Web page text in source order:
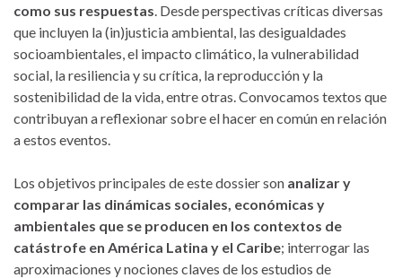
como sus respuestas. Desde perspectivas críticas diversas
que incluyen la (in)justicia ambiental, las desigualdades
socioambientales, el impacto climático, la vulnerabilidad
social, la resiliencia y su crítica, la reproducción y la
sostenibilidad de la vida, entre otras. Convocamos textos que
contribuyan a reflexionar sobre el hacer en común en relación
a estos eventos.
Los objetivos principales de este dossier son analizar y
comparar las dinámicas sociales, económicas y
ambientales que se producen en los contextos de
catástrofe en América Latina y el Caribe; interrogar las
aproximaciones y nociones claves de los estudios de